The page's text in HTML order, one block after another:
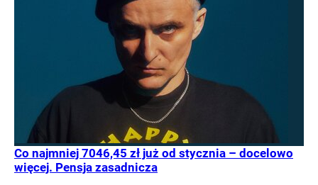
Co najmniej 7046,45 zł już od stycznia – docelowo
więcej. Pensja zasadnicza